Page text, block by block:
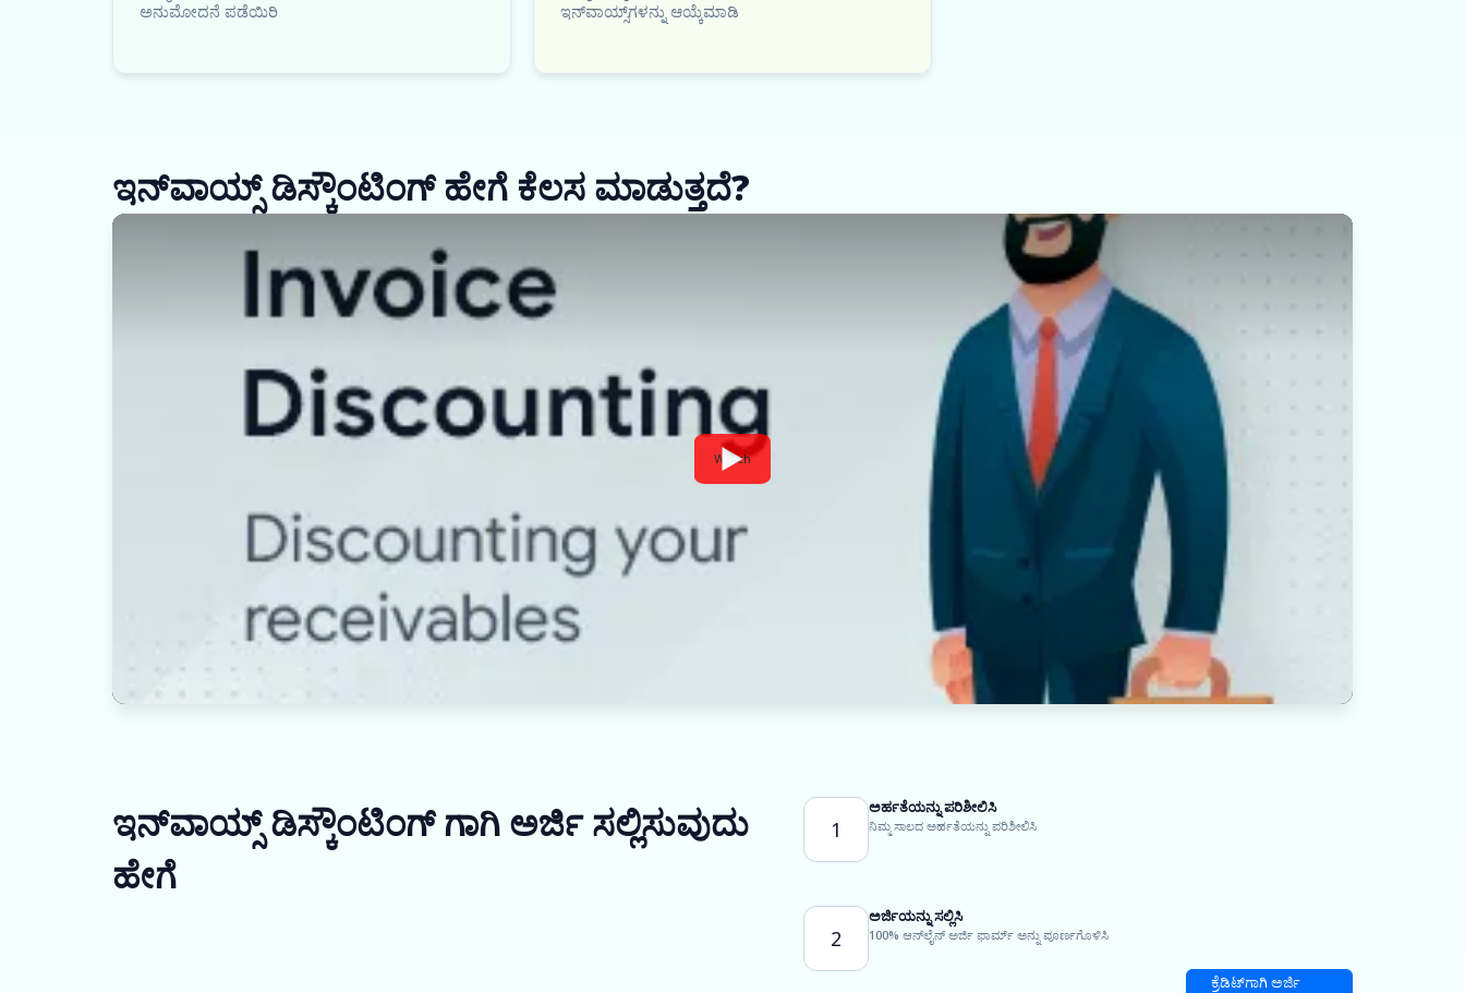
ಅನುಮೋದನೆ ಪಡೆಯಿರಿ
ಇನ್‌ವಾಯ್ಸ್‌ಗಳನ್ನು ಆಯ್ಕೆಮಾಡಿ
ಇನ್‌ವಾಯ್ಸ್ ಡಿಸ್ಕೌಂಟಿಂಗ್ ಹೇಗೆ ಕೆಲಸ ಮಾಡುತ್ತದೆ?
Watch
ಇನ್‌ವಾಯ್ಸ್ ಡಿಸ್ಕೌಂಟಿಂಗ್ ಗಾಗಿ ಅರ್ಜಿ ಸಲ್ಲಿಸುವುದು
ಹೇಗೆ
1
ಅರ್ಹತೆಯನ್ನು ಪರಿಶೀಲಿಸಿ
ನಿಮ್ಮ ಸಾಲದ ಅರ್ಹತೆಯನ್ನು ಪರಿಶೀಲಿಸಿ
2
ಅರ್ಜಿಯನ್ನು ಸಲ್ಲಿಸಿ
100% ಆನ್‌ಲೈನ್ ಅರ್ಜಿ ಫಾರ್ಮ್ ಅನ್ನು ಪೂರ್ಣಗೊಳಿಸಿ
ಕ್ರೆಡಿಟ್‌ಗಾಗಿ ಅರ್ಜಿ